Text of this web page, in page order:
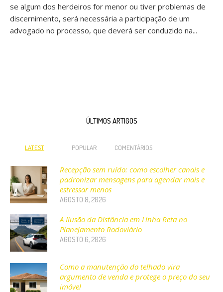
se algum dos herdeiros for menor ou tiver problemas de
discernimento, será necessária a participação de um
advogado no processo, que deverá ser conduzido na...
ÚLTIMOS ARTIGOS
LATEST POPULAR COMENTÁRIOS
Recepção sem ruído: como escolher canais e
padronizar mensagens para agendar mais e
estressar menos
AGOSTO 8, 2026
A Ilusão da Distância em Linha Reta no
Planejamento Rodoviário
AGOSTO 6, 2026
Como a manutenção do telhado vira
argumento de venda e protege o preço do seu
imóvel